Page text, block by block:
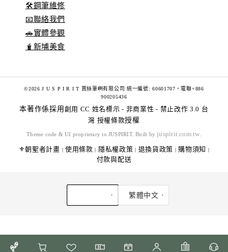
🛠️鋼筆維修
📧聯絡我們
🚗實體參觀
🧋新埔美食
©2026 J U S P I R I T 賈絲筆咧有限公司 統一編號: 60601707。電聯+886
900205436
本著作係採用 創用 CC 姓名標示 - 非商業性 - 禁止改作 3.0 台
灣 授權條款授權
Theme code & UI proprietary to JUSPIRIT. Built by juspirit.com.tw
⚜️朝聖者計畫 | 使用條款 | 隱私權政策 | 退換貨政策 | 購物須知 |
付款與配送